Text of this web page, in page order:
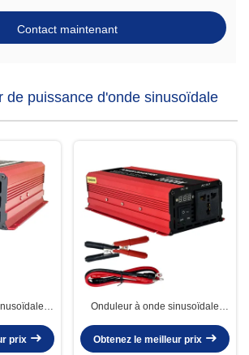
Contact maintenant
de puissance d'onde sinusoïdale
à 3
sûr des
prix
Onduleur à onde sinusoïdale
60V vers CA 110V 220V
Transformateur de tension
Obtenez le meilleur prix